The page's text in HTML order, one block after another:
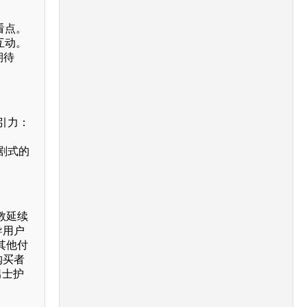
。
。
待
力：
式的
延续
用户
他付
买者
护